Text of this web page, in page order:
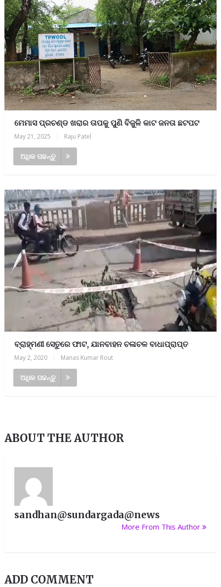
ମେମାସ ପ୍ରଚଣ୍ଡ ଖରାର ତାପକୁ ପୁଣି ବିଜୁଳି କାଟ ଜନତା ଛଟପଟ
May 21, 2025 Raju Patel
ଅଧିକ ପଢନ୍ତୁ
ବ୍ରାହ୍ମଣୀ ସେତୁରେ ଫାଟ, ଯାନବାହନ ଚଳାଚଳ ବାଧାପ୍ରାପ୍ତ
May 2, 2020 Manas Kumar Rout
ଅଧିକ ପଢନ୍ତୁ
ABOUT THE AUTHOR
sandhan@sundargada@news
More From This Author
ADD COMMENT